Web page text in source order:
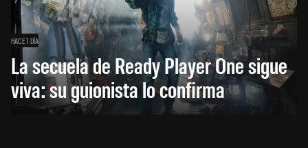
HACE 1 DÍA
La secuela de Ready Player One sigue
viva: su guionista lo confirma